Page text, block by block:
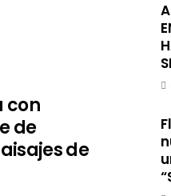
con
de
de